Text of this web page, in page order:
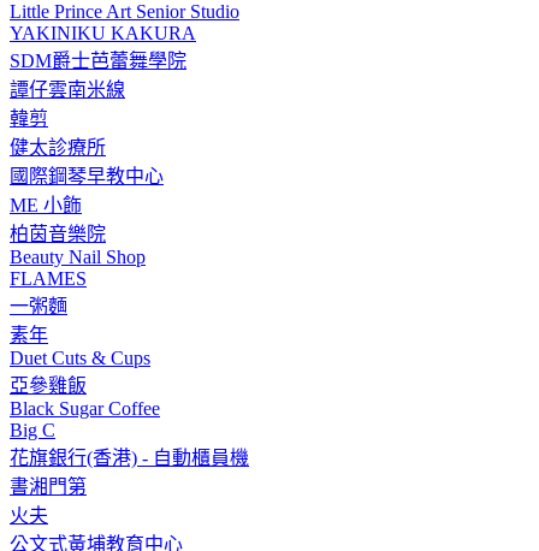
Little Prince Art Senior Studio
YAKINIKU KAKURA
SDM爵士芭蕾舞學院
譚仔雲南米線
韓剪
健太診療所
國際鋼琴早教中心
ME 小飾
柏茵音樂院
Beauty Nail Shop
FLAMES
一粥麵
素年
Duet Cuts & Cups
亞參雞飯
Black Sugar Coffee
Big C
花旗銀行(香港) - 自動櫃員機
書湘門第
火夫
公文式黃埔教育中心